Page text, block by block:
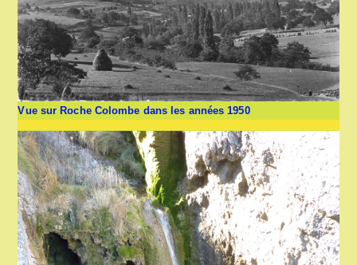
Vue sur Roche Colombe dans les années 1950